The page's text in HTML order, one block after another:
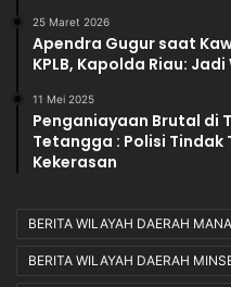
25 Maret 2026
Apendra Gugur saat
KPLB, Kapolda Riau:
11 Mei 2025
Penganiayaan Brutal di
Tetangga : Polisi Tindak
Kekerasan
BERITA WILAYAH DAERAH
BERITA WILAYAH DAERAH